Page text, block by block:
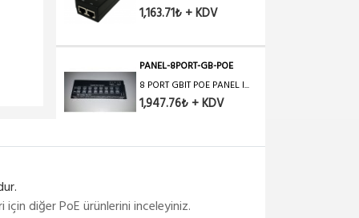
1,163.71₺ + KDV
PANEL-8PORT-GB-POE
8 PORT GBIT POE PANEL I...
1,947.76₺ + KDV
diğer PoE ürünlerini inceleyiniz.